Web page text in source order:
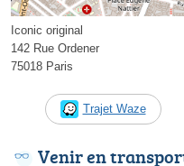
Iconic original
142 Rue Ordener
75018 Paris
Trajet Waze
Venir en